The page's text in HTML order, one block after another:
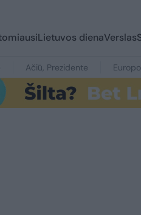
Lietuvos dienaVerslas
Ačiū, Prezidente